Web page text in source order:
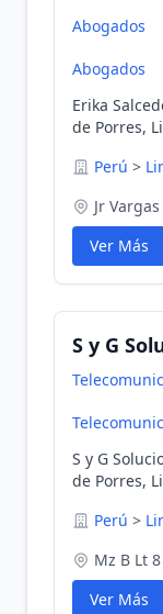
Abogados
Abogados
Erika
de Porres,
Perú >
Jr
Ver Más
S y G
S y G
de Porres,
Perú >
Mz B Lt
Ver Más